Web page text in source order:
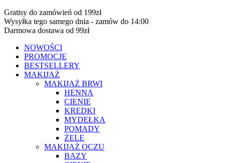
Gratisy do zamówień od 199zł
Wysyłka tego samego dnia - zamów do 14:00
Darmowa dostawa od 99zł
NOWOŚCI
PROMOCJE
BESTSELLERY
MAKIJAŻ
MAKIJAŻ BRWI
HENNA
CIENIE
KREDKI
MYDEŁKA
POMADY
ŻELE
MAKIJAŻ OCZU
BAZY